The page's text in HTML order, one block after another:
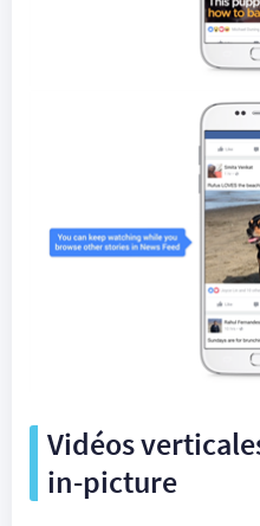
Vidéos
in-picture